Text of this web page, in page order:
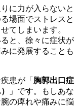
に力が入らないと
場面でストレスと
てしまいます。
と、徐々に症状が
に発展することも
患が「 胸郭出口症
」です。もしあな
の痺れや痛みに悩